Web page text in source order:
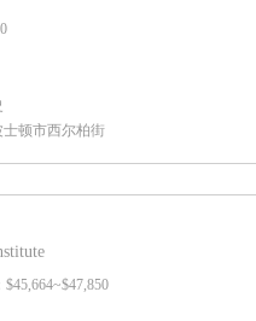
顿市西尔柏街
$45,664~$47,850